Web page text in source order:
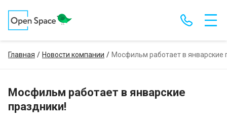
Главная Новости компании Мосфильм работает в январские
Мосфильм работает в январские
праздники!